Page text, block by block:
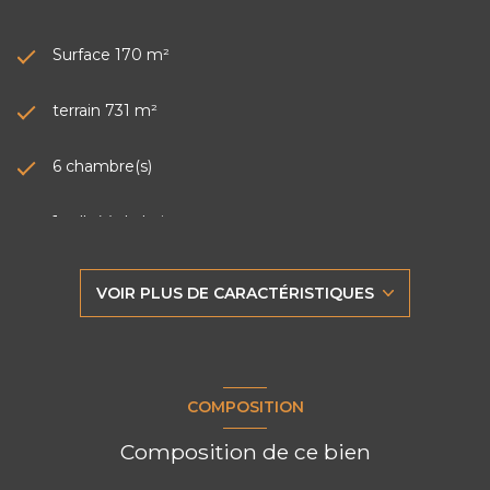
Surface 170 m²
terrain 731 m²
6 chambre(s)
1 salle(s) de bain
Chauffage individuel : chaudière (gaz)
1 parking(s)
VOIR PLUS DE CARACTÉRISTIQUES
COMPOSITION
Composition de ce bien